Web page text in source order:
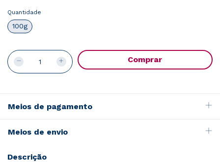
Quantidade
100g
Meios de pagamento
Meios de envio
Descrição